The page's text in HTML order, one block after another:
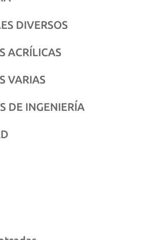
DIVERSOS
ACRÍLICAS
VARIAS
DE INGENIERÍA